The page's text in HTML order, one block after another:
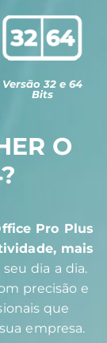
Versão 32 e 64
Bits
O
Pro Plus
mais
seu dia a dia.
precisão e
que
empresa.